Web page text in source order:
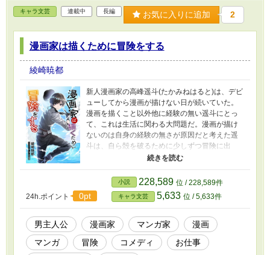
キャラ文芸 連載中 長編 お気に入りに追加 2
漫画家は描くために冒険をする
綾崎暁都
新人漫画家の高峰遥斗(たかみねはると)は、デビ
ューしてから漫画が描けない日が続いていた。
漫画を描くこと以外他に経験の無い遥斗にとっ
て、これは生活に関わる大問題だ。漫画が描け
ないのは自身の経験の無さが原因だと考えた遥
斗は、自ら殻を破るために少しずつ冒険に出
る。 竣瀬さんに表紙を描いて頂きました。どう
もありがとうございます！素晴らしいイラスト
や漫画を描かれる方なので、皆さんも是非見て
ください。最後に竣瀬さんのX(旧Twitter)と
Instagramのリンクを載せておきます。
https://mobile.twitter.com/shunseirasuto
https://www.instagram.com/shunseirasuto
24h.ポイント 0pt
小説 228,589 位 / 228,589件
キャラ文芸 5,633 位 / 5,633件
男主人公 漫画家 マンガ家
漫画
マンガ
冒険 コメディ
お仕事